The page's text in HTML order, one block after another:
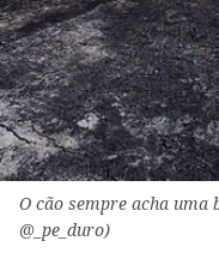
O cão sempre acha
@_pe_duro)